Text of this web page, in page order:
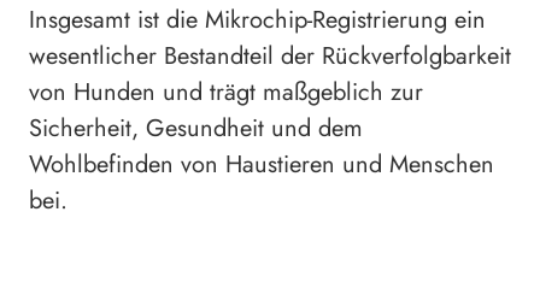
Insgesamt ist die Mikrochip-Registrierung ein
wesentlicher Bestandteil der Rückverfolgbarkeit
von Hunden und trägt maßgeblich zur
Sicherheit, Gesundheit und dem
Wohlbefinden von Haustieren und Menschen
bei.